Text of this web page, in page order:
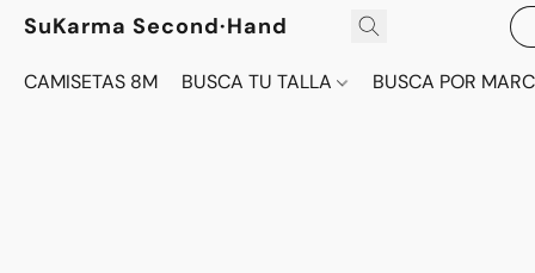
SuKarma Second·Hand
CAMISETAS 8M BUSCA TU TALLA BUSCA POR